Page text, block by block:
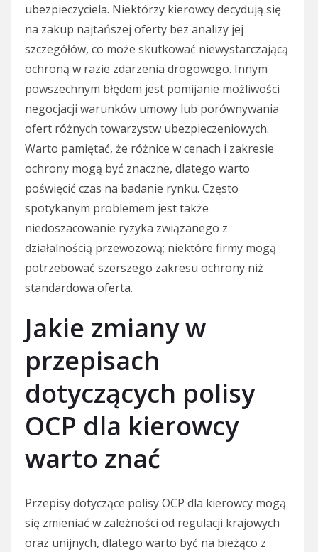
ubezpieczyciela. Niektórzy kierowcy decydują się
na zakup najtańszej oferty bez analizy jej
szczegółów, co może skutkować niewystarczającą
ochroną w razie zdarzenia drogowego. Innym
powszechnym błędem jest pomijanie możliwości
negocjacji warunków umowy lub porównywania
ofert różnych towarzystw ubezpieczeniowych.
Warto pamiętać, że różnice w cenach i zakresie
ochrony mogą być znaczne, dlatego warto
poświęcić czas na badanie rynku. Często
spotykanym problemem jest także
niedoszacowanie ryzyka związanego z
działalnością przewozową; niektóre firmy mogą
potrzebować szerszego zakresu ochrony niż
standardowa oferta.
Jakie zmiany w
przepisach
dotyczących polisy
OCP dla kierowcy
warto znać
Przepisy dotyczące polisy OCP dla kierowcy mogą
się zmieniać w zależności od regulacji krajowych
oraz unijnych, dlatego warto być na bieżąco z